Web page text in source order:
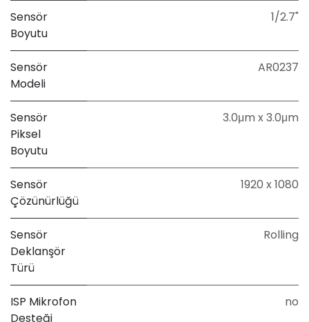
Sensör
Boyutu
1/2.7"
Sensör
Modeli
AR0237
Sensör
Piksel
Boyutu
3.0μm x 3.0μm
Sensör
Çözünürlüğü
1920 x 1080
Sensör
Deklanşör
Türü
Rolling
ISP Mikrofon
Desteği
no